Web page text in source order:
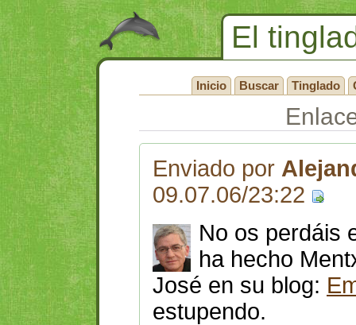
El
Inicio Buscar Tinglado
Enviado por
09.07.06/23:22
No os perdáis
ha hecho
José en su blog:
estupendo.